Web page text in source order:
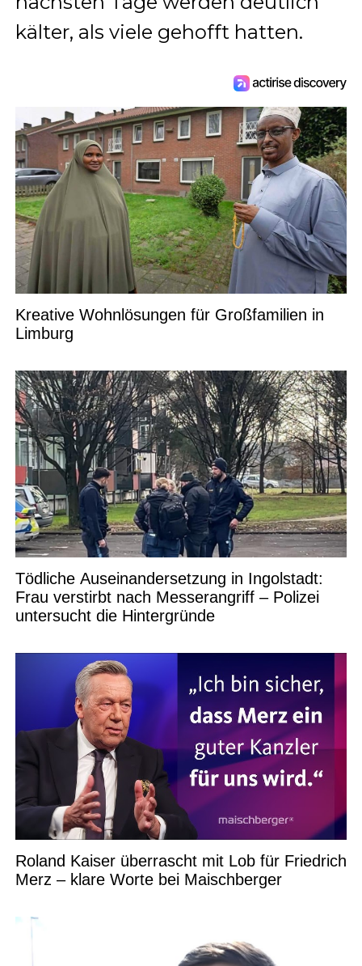
kälter, als viele gehofft hatten.
Kreative Wohnlösungen für Großfamilien in
Limburg
Tödliche Auseinandersetzung in Ingolstadt:
Frau verstirbt nach Messerangriff – Polizei
untersucht die Hintergründe
Roland Kaiser überrascht mit Lob für Friedrich
Merz – klare Worte bei Maischberger